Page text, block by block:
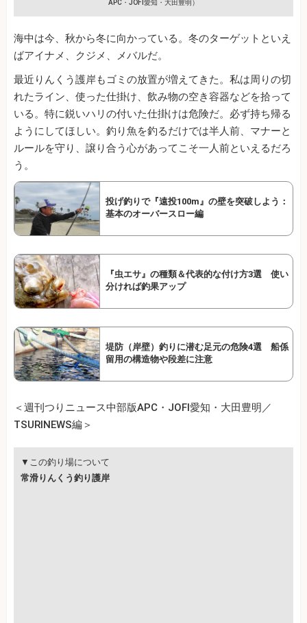
APC・JOFI愛知・大田豊明）
海中は今、秋から冬に向かっている。冬のターゲットといえ
ばアイナメ、クジメ、メバルだ。
最近りんくう護岸もゴミの放置が増えてきた。私は周りの切
れたライン、使った仕掛け、飲み物の空き容器などを拾って
いる。特に鋭いハリの付いた仕掛けは危険だ。必ず持ち帰る
ようにしてほしい。釣り魚を釣るだけでは半人前、マナーと
ルールを守り、譲り合う心があってこそ一人前といえるだろ
う。
投げ釣りで『遠投100m』の壁を突破しよう：
基本のオーバースロー編
『虫エサ』の種類＆代表的な付け方3選 使い
分ければ釣果アップ
堤防（岸壁）釣りに潜む足元の危険4選 船係
留用の構造物や段差に注意
＜週刊つりニュース中部版APC・JOFI愛知・大田豊明／
TSURINEWS編＞
▼この釣り場について
常滑りんくう釣り護岸